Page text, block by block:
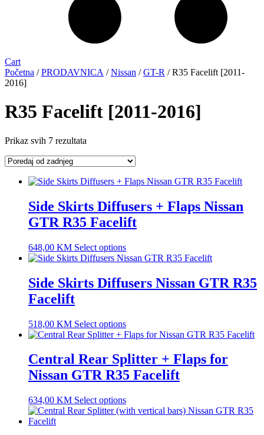
Cart
Početna /PRODAVNICA /Nissan /GT-R / R35 Facelift [2011-
2016]
R35 Facelift [2011-2016]
Prikaz svih 7 rezultata
Side Skirts Diffusers + Flaps Nissan
GTR R35 Facelift
648,00 KM Select options
Side Skirts Diffusers Nissan GTR R35
Facelift
518,00 KM Select options
Central Rear Splitter + Flaps for
Nissan GTR R35 Facelift
634,00 KM Select options